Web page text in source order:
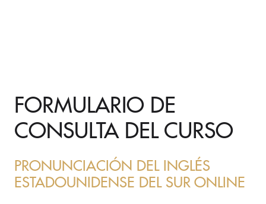
FORMULARIO DE
CONSULTA DEL CURSO
PRONUNCIACIÓN DEL INGLÉS
ESTADOUNIDENSE DEL SUR ONLINE